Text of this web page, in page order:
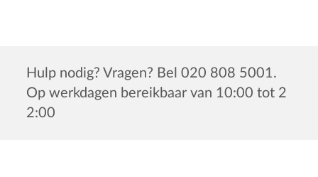
Hulp nodig? Vragen? Bel 020 808 5001.
Op werkdagen bereikbaar van 10:00 tot 2
2:00